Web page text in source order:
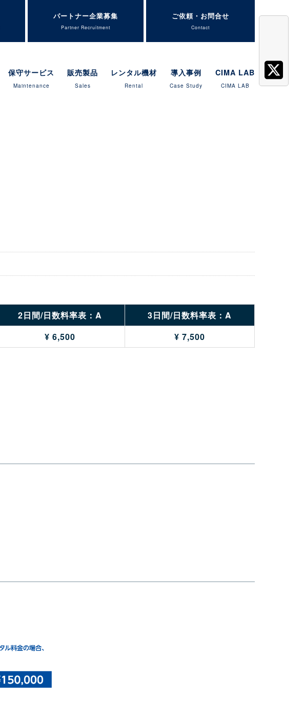
パートナー企業募集
Partner Recruitment
ご依頼・お問合せ
Contact
保守サービス
Maintenance
販売製品
Sales
レンタル機材
Rental
導入事例
Case Study
CIMA LAB
CIMA LAB
2日間/日数料率表：A
3日間/日数料率表：A
¥ 6,500 ¥ 7,500